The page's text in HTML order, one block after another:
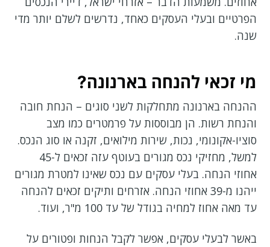
הפרטיים ובעלי העסקים כאחד, נדרשים לשלם יותר מדי
שנה.
מי זכאי להנחה בארנונה?
ההנחה בארנונה מתחלקות לשני סוגים – הנחת חובה
והנחת רשות. הן מבוססות על פרמטרים כמו מצב
סוציו-אקונומי, נכות, שירות מילואים, זקנה או סוג הנכס.
למשל, מחזיקי נכס מגורים בעוטף עזה זכאים ל-45
אחוזי הנחה. בעלי עסקים עם נכס שאינו למטרת מגורים
ייהנו מ-39 אחוזי הנחה. אזרחים ותיקים זכאים להנחה
עד מאה אחוז למחיה בגודל של עד 100 מ"ר, ועוד.
באשר לבעלי עסקים, אפשר לקבל הנחות ופטורים על